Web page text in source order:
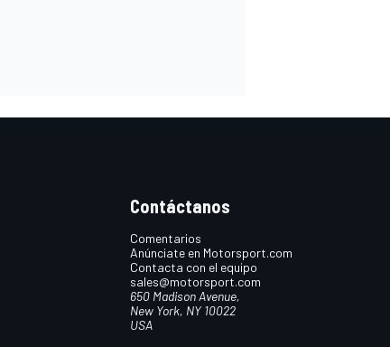
Contáctanos
Comentarios
Anúnciate en Motorsport.com
Contacta con el equipo
sales@motorsport.com
650 Madison Avenue,
New York, NY 10022
USA